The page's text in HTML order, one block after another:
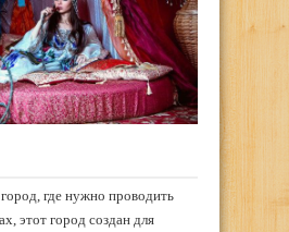
где нужно проводить
этот город создан для